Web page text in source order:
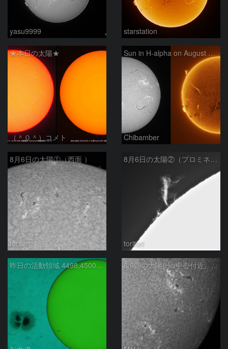
yasu9999 starstation
★本日の太陽★
（＾０＾）コメト
Sun in H-alpha on August 6, 2026
Chibamber
8月6日の太陽①（西面 ）
toritori
8月6日の太陽②（プロミネン北東縁 ）
toritori
昨日の活動領域 4498,4500：2026/08/05 8/6朝の太陽(Hα中心付近、4498、4502付近)